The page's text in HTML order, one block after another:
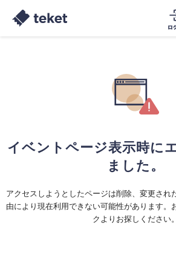
イベントページ表示時に
ました。
アクセスしようとしたページは削除、変更され
由により現在利用できない可能性があります。
クよりお探しください。